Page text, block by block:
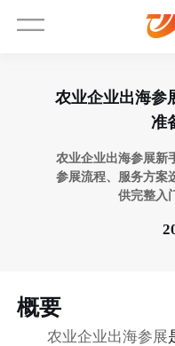
农业企业出海参
准
农业企业出海参展新
参展流程、服务方案
供完整入
概要
农业企业出海参展